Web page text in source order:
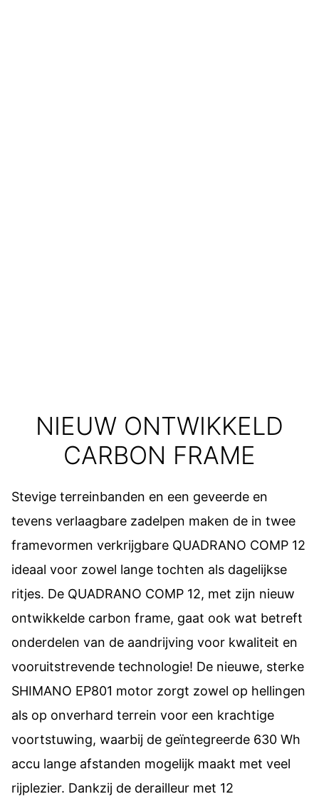
NIEUW ONTWIKKELD
CARBON FRAME
Stevige terreinbanden en een geveerde en
tevens verlaagbare zadelpen maken de in twee
framevormen verkrijgbare QUADRANO COMP 12
ideaal voor zowel lange tochten als dagelijkse
ritjes. De QUADRANO COMP 12, met zijn nieuw
ontwikkelde carbon frame, gaat ook wat betreft
onderdelen van de aandrijving voor kwaliteit en
vooruitstrevende technologie! De nieuwe, sterke
SHIMANO EP801 motor zorgt zowel op hellingen
als op onverhard terrein voor een krachtige
voortstuwing, waarbij de geïntegreerde 630 Wh
accu lange afstanden mogelijk maakt met veel
rijplezier. Dankzij de derailleur met 12